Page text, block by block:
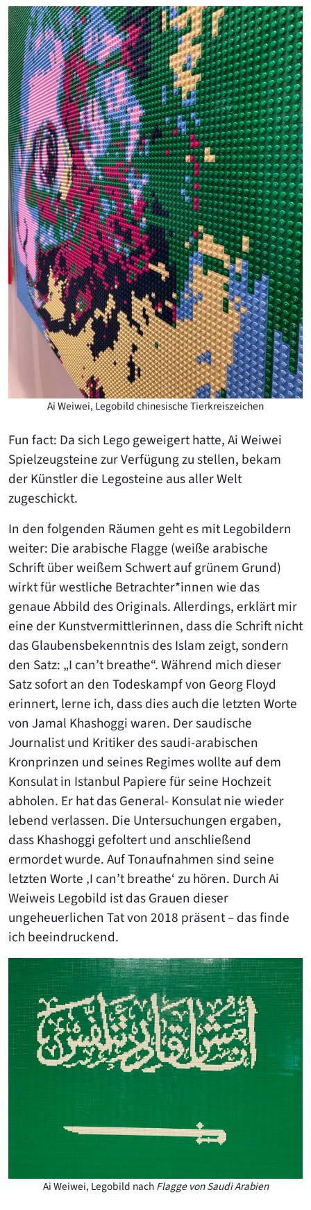
Ai Weiwei, Legobild chinesische Tierkreiszeichen
Fun fact: Da sich Lego geweigert hatte, Ai Weiwei
Spielzeugsteine zur Verfügung zu stellen, bekam
der Künstler die Legosteine aus aller Welt
zugeschickt.
In den folgenden Räumen geht es mit Legobildern
weiter: Die arabische Flagge (weiße arabische
Schrift über weißem Schwert auf grünem Grund)
wirkt für westliche Betrachter*innen wie das
genaue Abbild des Originals. Allerdings, erklärt mir
eine der Kunstvermittlerinnen, dass die Schrift nicht
das Glaubensbekenntnis des Islam zeigt, sondern
den Satz: „I can’t breathe“. Während mich dieser
Satz sofort an den Todeskampf von Georg Floyd
erinnert, lerne ich, dass dies auch die letzten Worte
von Jamal Khashoggi waren. Der saudische
Journalist und Kritiker des saudi-arabischen
Kronprinzen und seines Regimes wollte auf dem
Konsulat in Istanbul Papiere für seine Hochzeit
abholen. Er hat das General- Konsulat nie wieder
lebend verlassen. Die Untersuchungen ergaben,
dass Khashoggi gefoltert und anschließend
ermordet wurde. Auf Tonaufnahmen sind seine
letzten Worte ‚I can’t breathe‘ zu hören. Durch Ai
Weiweis Legobild ist das Grauen dieser
ungeheuerlichen Tat von 2018 präsent – das finde
ich beeindruckend.
Ai Weiwei, Legobild nachFlagge von Saudi Arabien